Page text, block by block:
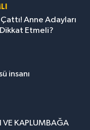
Anne Adayları
Etmeli?
insanı
VE KAPLUMBAĞA